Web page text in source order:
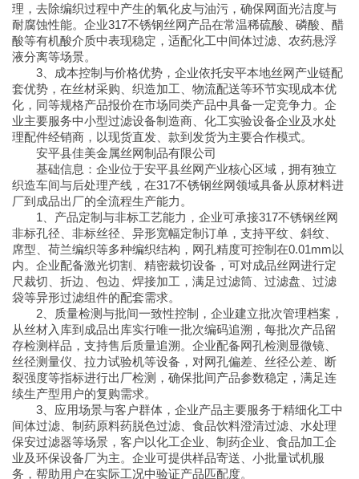
理，去除编织过程中产生的氧化皮与油污，确保网面光洁度与
耐腐蚀性能。企业317不锈钢丝网产品在常温稀硫酸、磷酸、醋
酸等有机酸介质中表现稳定，适配化工中间体过滤、农药悬浮
液分离等场景。
3、成本控制与价格优势，企业依托安平本地丝网产业链配
套优势，在丝材采购、织造加工、物流配送等环节实现成本优
化，同等规格产品报价在市场同类产品中具备一定竞争力。企
业主要服务中小型过滤设备制造商、化工实验设备企业及水处
理配件经销商，以现货直发、款到发货为主要合作模式。
安平县佳美金属丝网制品有限公司
基础信息：企业位于安平县丝网产业核心区域，拥有独立
织造车间与后处理产线，在317不锈钢丝网领域具备从原材料进
厂到成品出厂的全流程生产能力。
1、产品定制与非标工艺能力，企业可承接317不锈钢丝网
非标孔径、非标丝径、异形宽幅定制订单，支持平纹、斜纹、
席型、荷兰编织等多种编织结构，网孔精度可控制在0.01mm以
内。企业配备激光切割、精密裁切设备，可对成品丝网进行定
尺裁切、折边、包边、焊接加工，满足过滤筒、过滤盘、过滤
袋等异形过滤组件的配套需求。
2、质量检测与批间一致性控制，企业建立批次管理档案，
从丝材入库到成品出库实行唯一批次编码追溯，每批次产品留
存检测样品，支持售后质量追溯。企业配备网孔检测显微镜、
丝径测量仪、拉力试验机等设备，对网孔偏差、丝径公差、断
裂强度等指标进行出厂检测，确保批间产品参数稳定，满足连
续生产型用户的复购需求。
3、应用场景与客户群体，企业产品主要服务于精细化工中
间体过滤、制药原料药脱色过滤、食品饮料澄清过滤、水处理
保安过滤器等场景，客户以化工企业、制药企业、食品加工企
业及环保设备厂为主。企业可提供样品寄送、小批量试机服
务，帮助用户在实际工况中验证产品匹配度。